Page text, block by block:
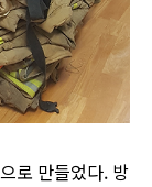
로 만들었다. 방